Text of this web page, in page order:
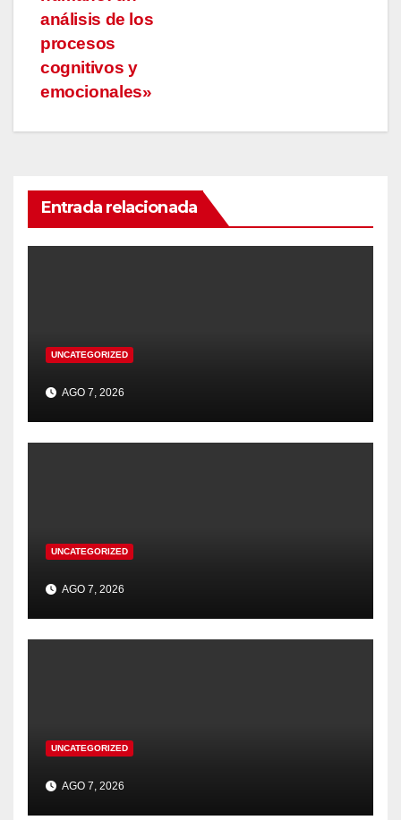
análisis de los
procesos
cognitivos y
emocionales»
Entrada relacionada
UNCATEGORIZED
AGO 7, 2026
UNCATEGORIZED
AGO 7, 2026
UNCATEGORIZED
AGO 7, 2026